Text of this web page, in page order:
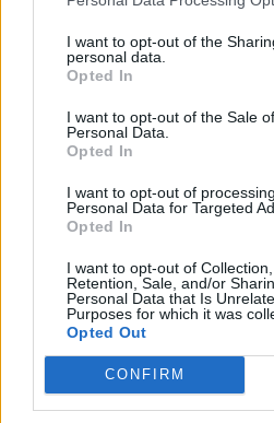
I want to opt-out of the
personal data.
Opted In
I want to opt-out of the Sale
Personal Data.
Opted In
I want to opt-out of
Personal Data for Targeted
Opted In
I want to opt-out of Collection,
Retention, Sale, and/or
Personal Data that Is
Purposes for which it was
Opted Out
CONFIRM
Brengt Sporting Portugal
problemen rond Hadj
Van droomtransfer tot
Feyenoord-verhaal van
'Hij is weer gewoon mijn
openhartig over Robin
Lille geeft niet op na
bod op Gjivai Zechiël?
schaamte voel ik nog altijd"